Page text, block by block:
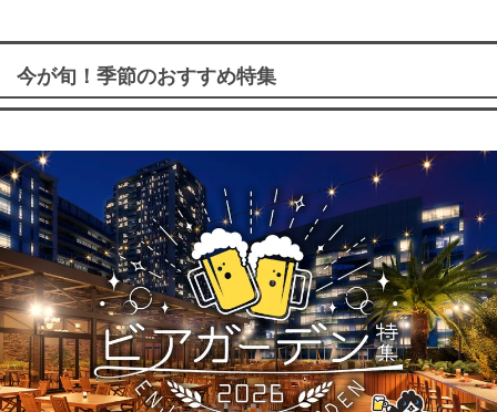
今が旬！季節のおすすめ特集